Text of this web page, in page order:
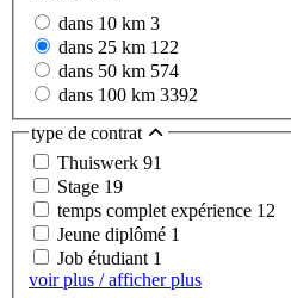
dans 10 km 3
dans 25 km 122
dans 50 km 574
dans 100 km 3392
type de contrat
Thuiswerk 91
Stage 19
temps complet expérience 12
Jeune diplômé 1
Job étudiant 1
voir plus / afficher plus